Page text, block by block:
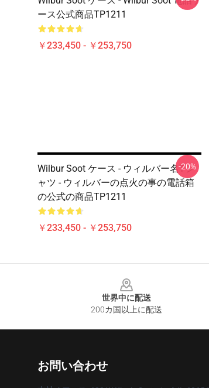
ース公式商品TP1211
￥233,450 - ￥253,750
Wilbur Soot ケース - ウィルバー名Tシ
ャツ - ウィルバーの点火の事の電話箱
の公式の商品TP1211
￥233,450 - ￥253,750
-20%
世界中に配送
200カ国以上に配送
お問い合わせ